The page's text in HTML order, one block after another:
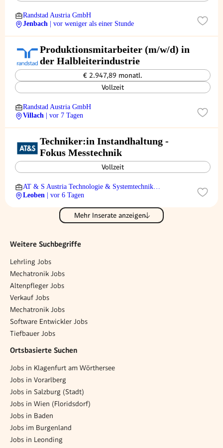
Randstad Austria GmbH
Jenbach
| vor weniger als einer Stunde
Produktionsmitarbeiter (m/w/d) in
der Halbleiterindustrie
€ 2.947,89 monatl.
Vollzeit
Randstad Austria GmbH
Villach
| vor 7 Tagen
Techniker:in Instandhaltung -
Fokus Messtechnik
Vollzeit
AT & S Austria Technologie & Systemtechnik
Aktiengesellschaft
Leoben | vor 6 Tagen
Mehr Inserate anzeigen
Weitere Suchbegriffe
Lehrling Jobs
Mechatronik Jobs
Altenpfleger Jobs
Verkauf Jobs
Mechatronik Jobs
Software Entwickler Jobs
Tiefbauer Jobs
Ortsbasierte Suchen
Jobs in Klagenfurt am Wörthersee
Jobs in Vorarlberg
Jobs in Salzburg (Stadt)
Jobs in Wien (Floridsdorf)
Jobs in Baden
Jobs im Burgenland
Jobs in Leonding